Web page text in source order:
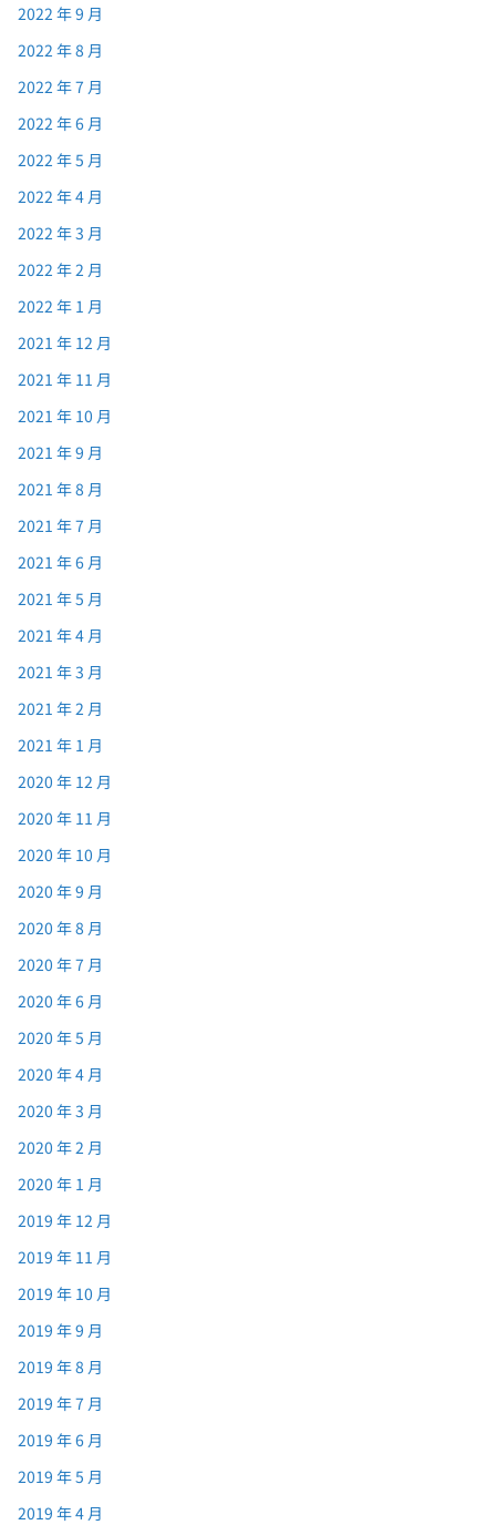
2022 年 9 月
2022 年 8 月
2022 年 7 月
2022 年 6 月
2022 年 5 月
2022 年 4 月
2022 年 3 月
2022 年 2 月
2022 年 1 月
2021 年 12 月
2021 年 11 月
2021 年 10 月
2021 年 9 月
2021 年 8 月
2021 年 7 月
2021 年 6 月
2021 年 5 月
2021 年 4 月
2021 年 3 月
2021 年 2 月
2021 年 1 月
2020 年 12 月
2020 年 11 月
2020 年 10 月
2020 年 9 月
2020 年 8 月
2020 年 7 月
2020 年 6 月
2020 年 5 月
2020 年 4 月
2020 年 3 月
2020 年 2 月
2020 年 1 月
2019 年 12 月
2019 年 11 月
2019 年 10 月
2019 年 9 月
2019 年 8 月
2019 年 7 月
2019 年 6 月
2019 年 5 月
2019 年 4 月